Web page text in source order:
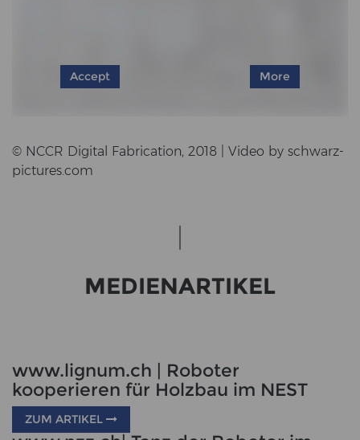
Accept More
© NCCR Di­gi­tal Fa­bri­ca­ti­on, 2018 | Video by schwarz­
pic­tu­res.com
ME­DI­EN­AR­TI­KEL
www.lignum.ch | Roboter
kooperieren für Holzbau im NEST
ZUM ARTIKEL